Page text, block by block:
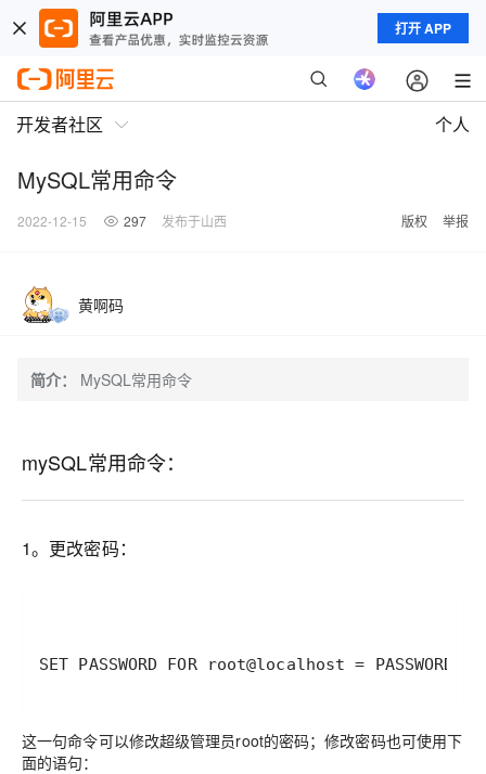
打开 APP
开发者社区 个人
MySQL常用命令
2022-12-15 297 发布于山西 版权 举报
黄啊码
简介： MySQL常用命令
mySQL常用命令：
1。更改密码：
SET PASSWORD FOR root@localhost =
这一句命令可以修改超级管理员root的密码；修改密码也可使用下
面的语句：